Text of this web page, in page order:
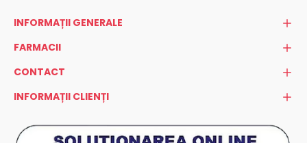
INFORMAȚII GENERALE
FARMACII
CONTACT
INFORMAȚII CLIENȚI